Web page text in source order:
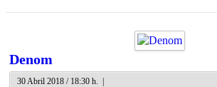
Denom
30 Abril 2018 / 18:30 h. |